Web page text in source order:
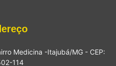
Medicina -Itajubá/MG - CEP:
114